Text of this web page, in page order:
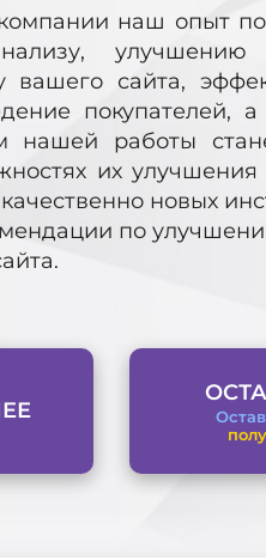
наш опыт
вашего сайта,
покупателей,
работы
их
новых
по